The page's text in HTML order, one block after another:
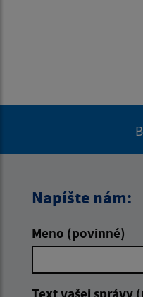
Napíšte nám:
Meno (povinné)
Text vašej správy